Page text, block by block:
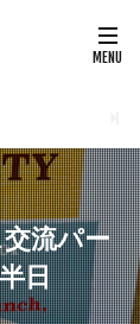
流パー
日